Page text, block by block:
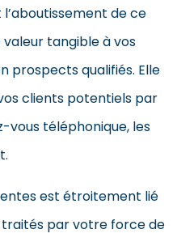
l’aboutissement de ce
tangible à vos
prospects qualifiés. Elle
clients potentiels par
vous téléphonique, les
est étroitement lié
traités par votre force de